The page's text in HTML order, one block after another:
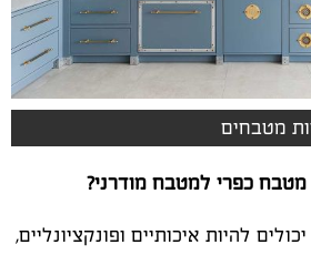
מטבחים
כפרי למטבח מודרני?
להיות איכותיים ופונקציונליים,